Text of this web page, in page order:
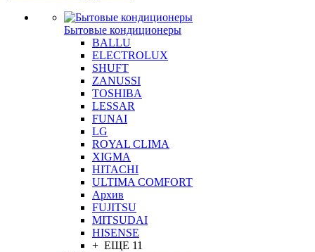
Бытовые кондиционеры
BALLU
ELECTROLUX
SHUFT
ZANUSSI
TOSHIBA
LESSAR
FUNAI
LG
ROYAL CLIMA
XIGMA
HITACHI
ULTIMA COMFORT
Архив
FUJITSU
MITSUDAI
HISENSE
+ ЕЩЕ 11